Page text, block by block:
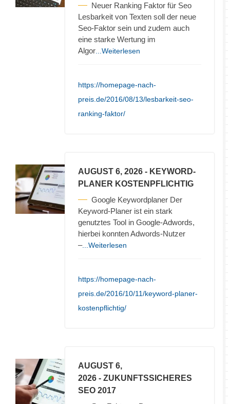
Neuer Ranking Faktor für Seo
Lesbarkeit von Texten soll der neue
Seo-Faktor sein und zudem auch
eine starke Wertung im
Algor ...Weiterlesen
https://homepage-nach-
preis.de/2016/08/13/lesbarkeit-seo-
ranking-faktor/
AUGUST 6, 2026 - KEYWORD-
PLANER KOSTENPFLICHTIG
Google Keywordplaner Der
Keyword-Planer ist ein stark
genutztes Tool in Google-Adwords,
hierbei konnten Adwords-Nutzer
–...Weiterlesen
https://homepage-nach-
preis.de/2016/10/11/keyword-planer-
kostenpflichtig/
AUGUST 6,
2026 - ZUKUNFTSSICHERES
SEO 2017